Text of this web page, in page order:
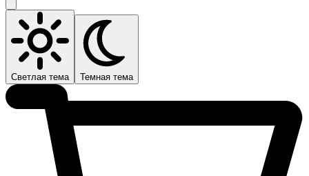
Светлая тема Темная тема